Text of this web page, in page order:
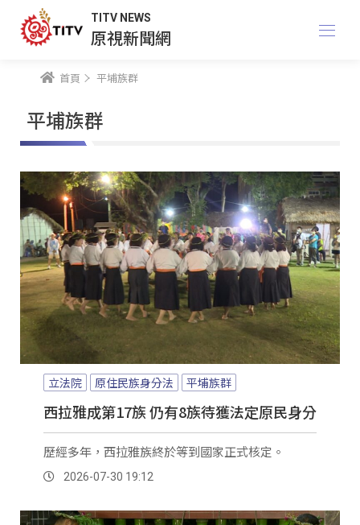
TITV NEWS
原視新聞網
首頁 平埔族群
平埔族群
立法院 原住民族身分法 平埔族群
西拉雅成第17族 仍有8族待獲法定原民身分
歷經多年，西拉雅族終於等到國家正式核定。
2026-07-30 19:12